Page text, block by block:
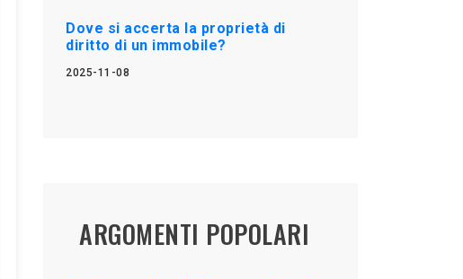
Dove si accerta la proprietà di
diritto di un immobile?
2025-11-08
ARGOMENTI POPOLARI